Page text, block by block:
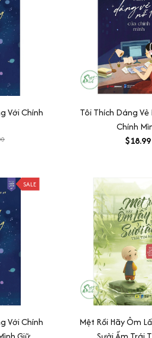
Với Chính
Tôi Thích Dáng Vẻ
Chính
$18.99
SALE
Với Chính
Mệt Rồi Hãy Ôm